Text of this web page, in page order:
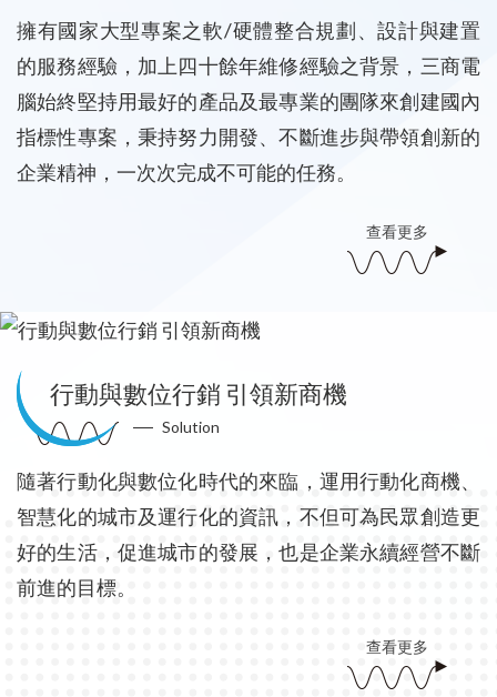
擁有國家大型專案之軟/硬體整合規劃、設計與建置
的服務經驗，加上四十餘年維修經驗之背景，三商電
腦始終堅持用最好的產品及最專業的團隊來創建國內
指標性專案，秉持努力開發、不斷進步與帶領創新的
企業精神，一次次完成不可能的任務。
查看更多
行動與數位行銷 引領新商機
Solution
隨著行動化與數位化時代的來臨，運用行動化商機、
智慧化的城市及運行化的資訊，不但可為民眾創造更
好的生活，促進城市的發展，也是企業永續經營不斷
前進的目標。
查看更多